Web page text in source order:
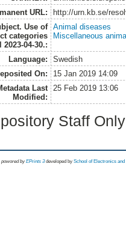
URL:
http://urn.kb.se/
Use of
categories
2023-04-30.:
Animal diseases
Miscellaneous
Language:
Swedish
On:
15 Jan 2019 14:09
Last
Modified:
25 Feb 2019 13:06
Staff
powored byEPrints 3 developed by School of Electronics